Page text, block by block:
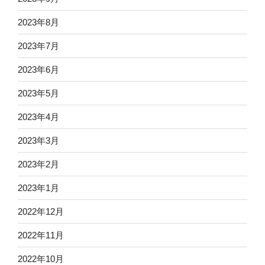
2023年8月
2023年7月
2023年6月
2023年5月
2023年4月
2023年3月
2023年2月
2023年1月
2022年12月
2022年11月
2022年10月